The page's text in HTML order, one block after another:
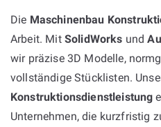
Die Maschinenbau
Arbeit. Mit SolidWorks und
wir präzise 3D Modelle,
vollständige Stücklisten.
Konstruktionsdienstleistung
Unternehmen, die kurzfristig